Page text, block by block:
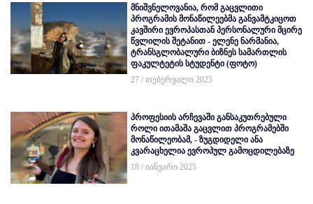
მნიშვნელოვანია, რომ გაცვლითი
პროგრამის მონაწილეებმა განვამტკიცოთ
კავშირი ევროპასთან პერსონალური მცირე
წვლილის შეტანით - ელენე ნარმანია,
ტრანსგლობალური ბიზნეს სამართლის
ფაკულტეტის სტუდენტი (ფოტო)
27 / თებერვალი 2025
პროფესიის არჩევაში განსაკუთრებული
როლი ითამაშა გაცვლით პროგრამებში
მონაწილეობამ, - ზუგდიდელი ანა
კვარაცხელია ევროპულ გამოცდილებაზე
18 / იანვარი 2025